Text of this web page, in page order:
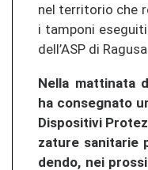
nel ter­ri­to­rio che
i tam­po­ni
dell’ASP di
Nella mat­ti­na­ta
ha conseg­na­to
Dis­po­si­ti­vi
za­tu­re sa­ni­ta­rie
den­do, nei